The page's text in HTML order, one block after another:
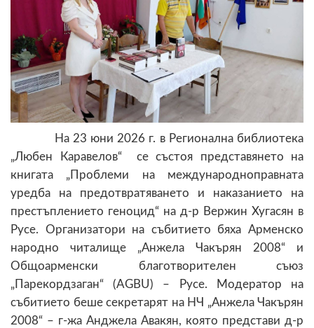
На 23 юни 2026 г. в Регионална библиотека
„Любен Каравелов“ се състоя представянето на
книгата „Проблеми на международноправната
уредба на предотвратяването и наказанието на
престъплението геноцид“ на д-р Вержин Хугасян в
Русе. Организатори на събитието бяха Арменско
народно читалище „Анжела Чакърян 2008“ и
Общоарменски благотворителен съюз
„Парекордзаган“ (AGBU) – Русе. Модератор на
събитието беше секретарят на НЧ „Анжела Чакърян
2008“ – г-жа Анджела Авакян, която представи д-р